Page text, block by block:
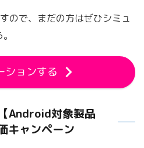
ので、まだの方はぜひシミュ
ションする
Android対象製品
キャンペーン